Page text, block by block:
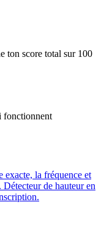
ton score total sur 100
fonctionnent
exacte, la fréquence et
de hauteur en